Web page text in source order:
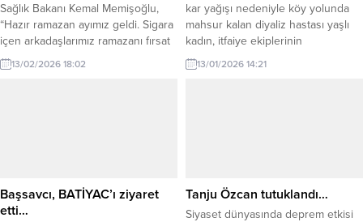
Sağlık Bakanı Kemal Memişoğlu,
“Hazır ramazan ayımız geldi. Sigara
içen arkadaşlarımız ramazanı fırsat
bilsinler ve sigarayı sağlıkçıların
yardımıyla bıraksınlar” dedi. Sağlık
milletvekilleri Muammer Avcı, Saffet
Bozkurt, Ahmet Çolakoğlu,...
13/02/2026 18:02
kar yağışı nedeniyle köy yolunda
mahsur kalan diyaliz hastası yaşlı
kadın, itfaiye ekiplerinin
operasyonuyla hastaneye
yetiştirildi. Kozlu ilçesine bağlı
yakınları durumu yetkililere
bildirdi....
13/01/2026 14:21
Başsavcı, BATİYAC’ı ziyaret
etti…
Tanju Özcan tutuklandı…
Siyaset dünyasında deprem etkisi